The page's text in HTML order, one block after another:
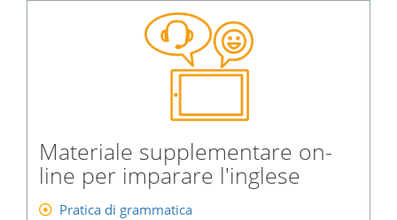
Materiale supplementare on-
line per imparare l'inglese
Pratica di grammatica